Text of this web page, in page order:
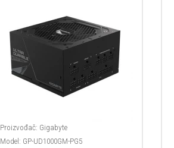
Proizvođač: Gigabyte
Model: GP-UD1000GM-PG5